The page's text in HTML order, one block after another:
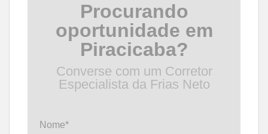
Procurando
oportunidade em
Piracicaba?
Converse com um Corretor
Especialista da Frias Neto
Nome*